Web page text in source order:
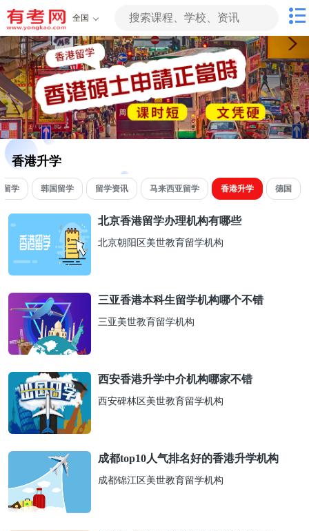
全国
香港升学
留学 韩国留学 留学资讯 马来西亚留学 香港升学 德国
北京香港留学办理机构有哪些
北京朝阳区美世教育留学机构
三亚香港本科生留学机构哪个不错
三亚美世教育留学机构
西安香港升学中介机构哪家不错
西安碑林区美世教育留学机构
成都top10人气排名好的香港升学机构
成都锦江区美世教育留学机构